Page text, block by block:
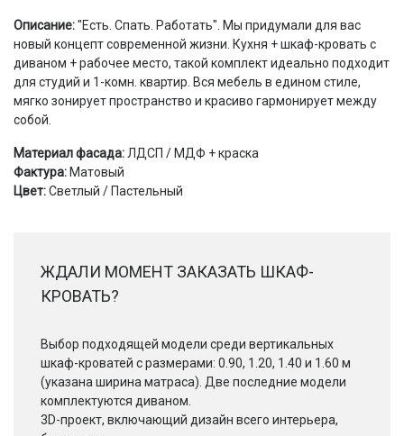
Описание:"Есть. Спать. Работать". Мы придумали для вас
новый концепт современной жизни. Кухня + шкаф-кровать с
диваном + рабочее место, такой комплект идеально подходит
для студий и 1-комн. квартир. Вся мебель в едином стиле,
мягко зонирует пространство и красиво гармонирует между
собой.
Материал фасада: ЛДСП / МДФ + краска
Фактура: Матовый
Цвет:Светлый / Пастельный
ЖДАЛИ МОМЕНТ ЗАКАЗАТЬ ШКАФ-
КРОВАТЬ?
Выбор подходящей модели среди вертикальных
шкаф-кроватей с размерами: 0.90, 1.20, 1.40 и 1.60 м
(указана ширина матраса). Две последние модели
комплектуются диваном.
3D-проект, включающий дизайн всего интерьера,